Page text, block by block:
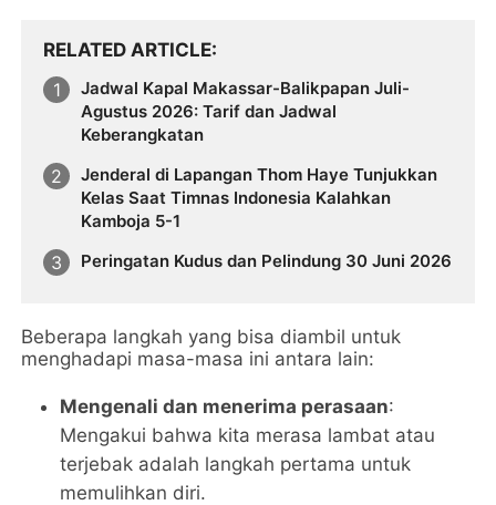
RELATED ARTICLE
Jadwal Kapal Makassar-Balikpapan Juli-
Agustus 2026: Tarif dan Jadwal
Keberangkatan
Jenderal di Lapangan Thom Haye Tunjukkan
Kelas Saat Timnas Indonesia Kalahkan
Kamboja 5-1
Peringatan Kudus dan Pelindung 30 Juni 2026
Beberapa langkah yang bisa diambil untuk
menghadapi masa-masa ini antara lain:
Mengenali dan menerima perasaan:
Mengakui bahwa kita merasa lambat atau
terjebak adalah langkah pertama untuk
memulihkan diri.